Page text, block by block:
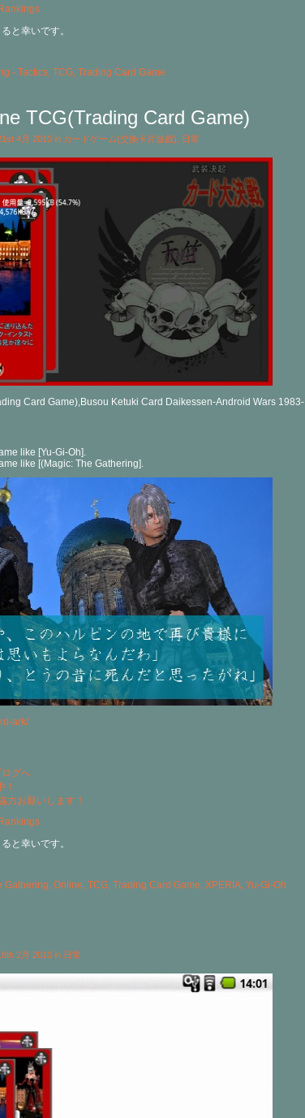
と幸いです。
- Tactics, TCG, Trading Card Game
TCG(Trading Card Game)
4月 2010 in カードゲーム(交換卡片遊戲) 日常
Card Game),Busou Ketuki Card Daikessen-Android Wars 1983-
like [Yu-Gi-Oh].
like [(Magic: The Gathering].
ark/
力お願いします！
と幸いです。
Gathering, Online, TCG, Trading Card Game, XPERIA, Yu-Gi-Oh
2月 2010 in 日常